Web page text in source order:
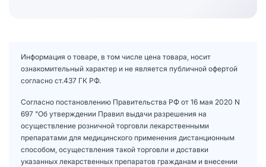
Информация о товаре, в том числе цена товара, носит
ознакомительный характер и не является публичной офертой
согласно ст.437 ГК РФ.
Согласно постановлению Правительства РФ от 16 мая 2020 N
697 "Об утверждении Правил выдачи разрешения на
осуществление розничной торговли лекарственными
препаратами для медицинского применения дистанционным
способом, осуществления такой торговли и доставки
указанных лекарственных препаратов гражданам и внесении